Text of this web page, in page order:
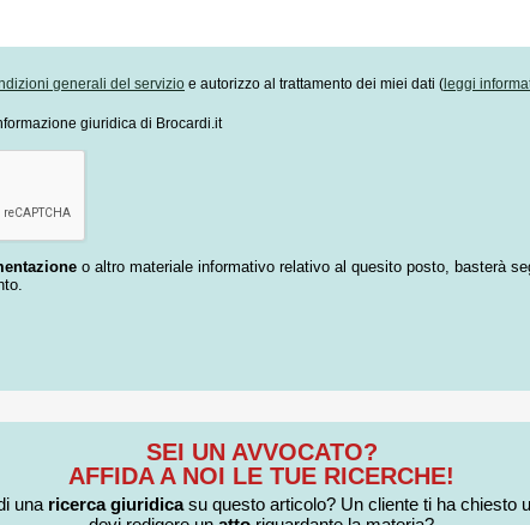
generali del servizio e autorizzo al trattamento dei miei dati (leggi
giuridica di Brocardi.it
o altro materiale informativo relativo al quesito posto, basterà
SEI UN AVVOCATO?
AFFIDA A NOI LE TUE RICERCHE!
una ricerca giuridicasu questo articolo? Un cliente ti ha chiesto